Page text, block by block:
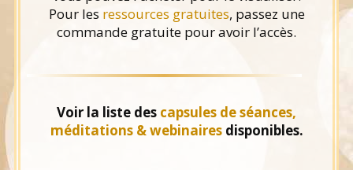
Pour les ressources gratuites, passez une
commande gratuite pour avoir l’accès.
Voir la liste des capsules de séances,
méditations & webinairesdisponibles.